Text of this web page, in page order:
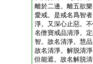
離於二邊。離五欲
愛戒。是戒名爲智
淨。又深心止惡。
名僧寶戒品清淨。
智。故名清淨。慧
故名清淨。解脱清
但能遮。故名解脱